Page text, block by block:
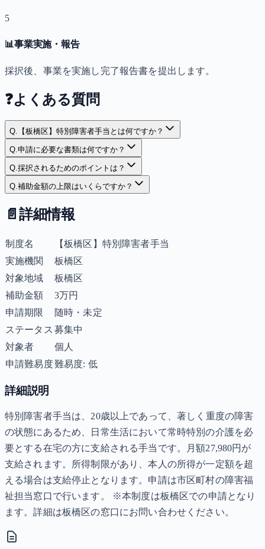
5
📊事業実施・報告
採択後、事業を実施し完了報告書を提出します。
❓よくある質問
Q. 【板橋区】特別障害者手当とは何ですか？
Q.申請に必要な書類は何ですか？
Q.採択されるためのポイントは？
Q.補助金額の上限はいくらですか？
📄 詳細情報
制度名
【板橋区】特別障害者手当
実施機関
板橋区
対象地域
板橋区
補助金額
3万円
申請期限
随時・未定
ステータス 募集中
対象者
個人
申請難易度難易度: 低
詳細説明
特別障害者手当は、20歳以上であって、著しく重度の障害
の状態にあるため、日常生活において常時特別の介護を必
要とする在宅の方に支給される手当です。月額27,980円が
支給されます。所得制限があり、本人の所得が一定額を超
える場合は支給停止となります。申請は市区町村の障害福
祉担当窓口で行います。 ※本制度は板橋区での申請となり
ます。詳細は板橋区の窓口にお問い合わせください。